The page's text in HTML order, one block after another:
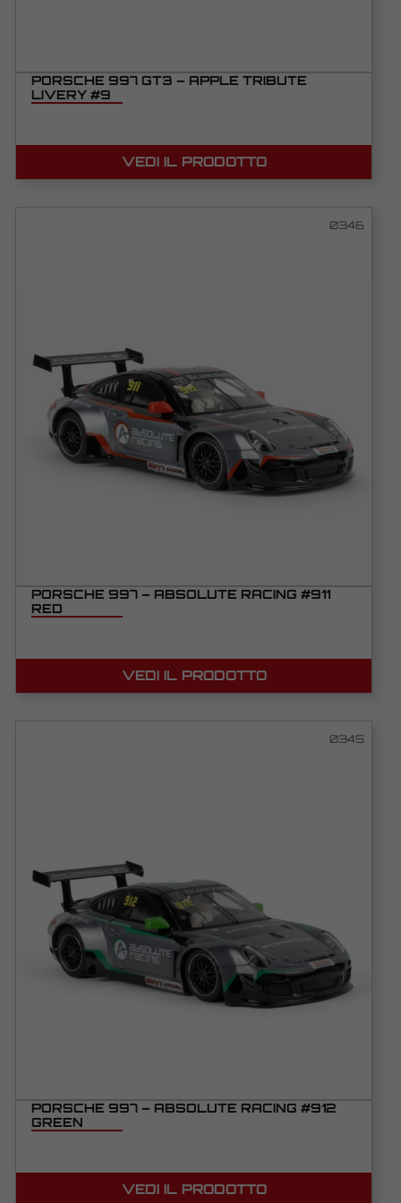
PORSCHE 997 GT3 – APPLE TRIBUTE
LIVERY #9
VEDI IL PRODOTTO
0346
PORSCHE 997 – ABSOLUTE RACING #911
RED
VEDI IL PRODOTTO
0345
PORSCHE 997 – ABSOLUTE RACING #912
GREEN
VEDI IL PRODOTTO